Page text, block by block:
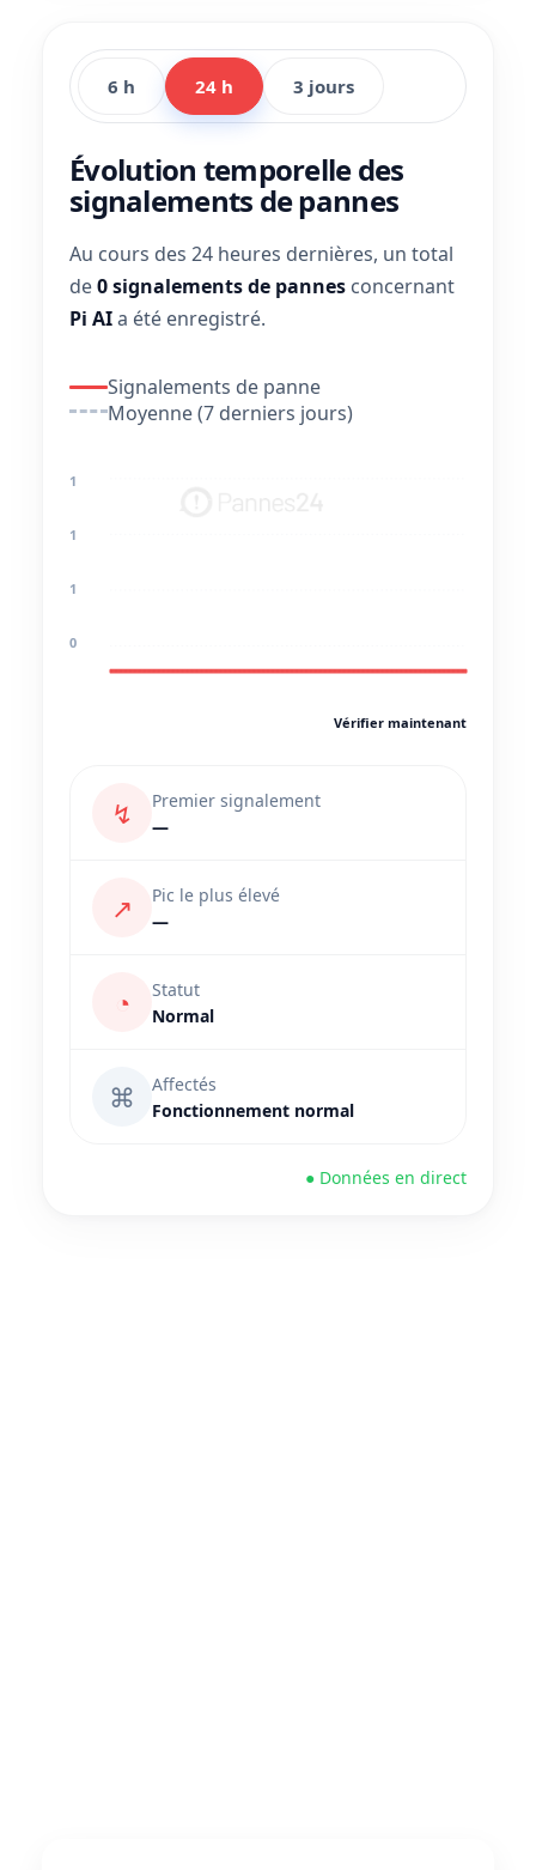
6 h 24 h 3 jours
Évolution temporelle des
signalements de pannes
Au cours des 24 heures dernières, un total
de0 signalements de pannes concernant
Pi AIa été enregistré.
Signalements de panne
Moyenne (7 derniers jours)
1
1
1
0
Vérifier maintenant
↯
Premier signalement
—
↗
Pic le plus élevé
—
◔
Statut
Normal
⌘
Affectés
Fonctionnement normal
● Données en direct